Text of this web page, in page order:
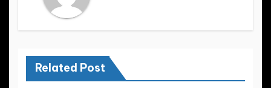
Related Post